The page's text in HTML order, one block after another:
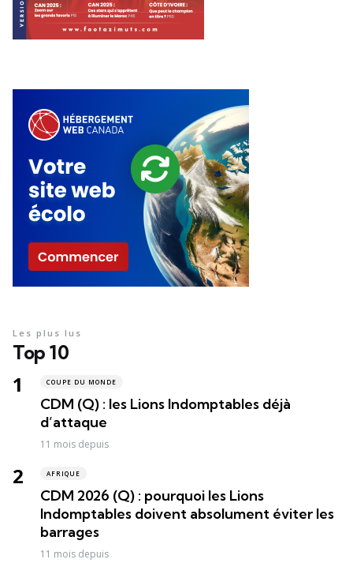
Top 10
Les plus lus
COUPE DU MONDE
CDM (Q) : les Lions Indomptables déjà
d’attaque
11 mois depuis
AFRIQUE
CDM 2026 (Q) : pourquoi les Lions
Indomptables doivent absolument éviter les
barrages
11 mois depuis